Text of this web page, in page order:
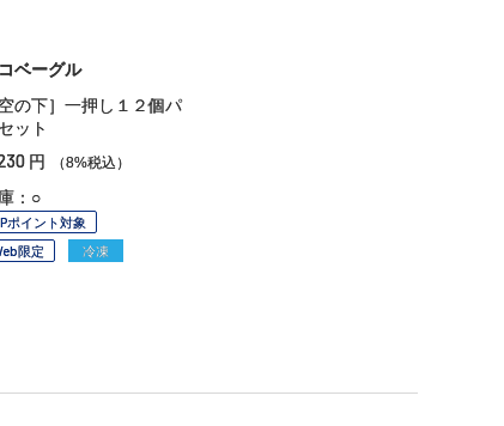
ベーグル
空の下］一押し１２個パ
ット
円 （8%税込）
：○
ポイント対象
限定
冷凍